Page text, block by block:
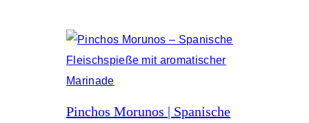
Pinchos Morunos | Spanische